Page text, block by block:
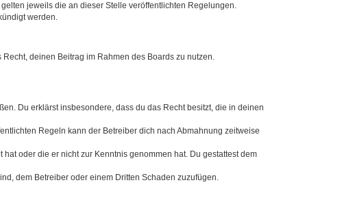
jeweils die an dieser Stelle veröffentlichten Regelungen.
werden.
deinen Beitrag im Rahmen des Boards zu nutzen.
Du erklärst insbesondere, dass du das Recht besitzt, die in deinen
Regeln kann der Betreiber dich nach Abmahnung zeitweise
oder die er nicht zur Kenntnis genommen hat. Du gestattest dem
dem Betreiber oder einem Dritten Schaden zuzufügen.